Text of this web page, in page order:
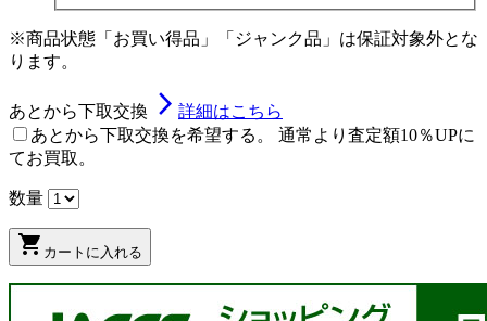
※商品状態「お買い得品」「ジャンク品」は保証対象外とな
ります。
あとから下取交換 arrow_forward_ios 詳細はこちら
あとから下取交換を希望する。 通常より査定額10％UPに
てお買取。
数量
shopping_cart カートに入れる